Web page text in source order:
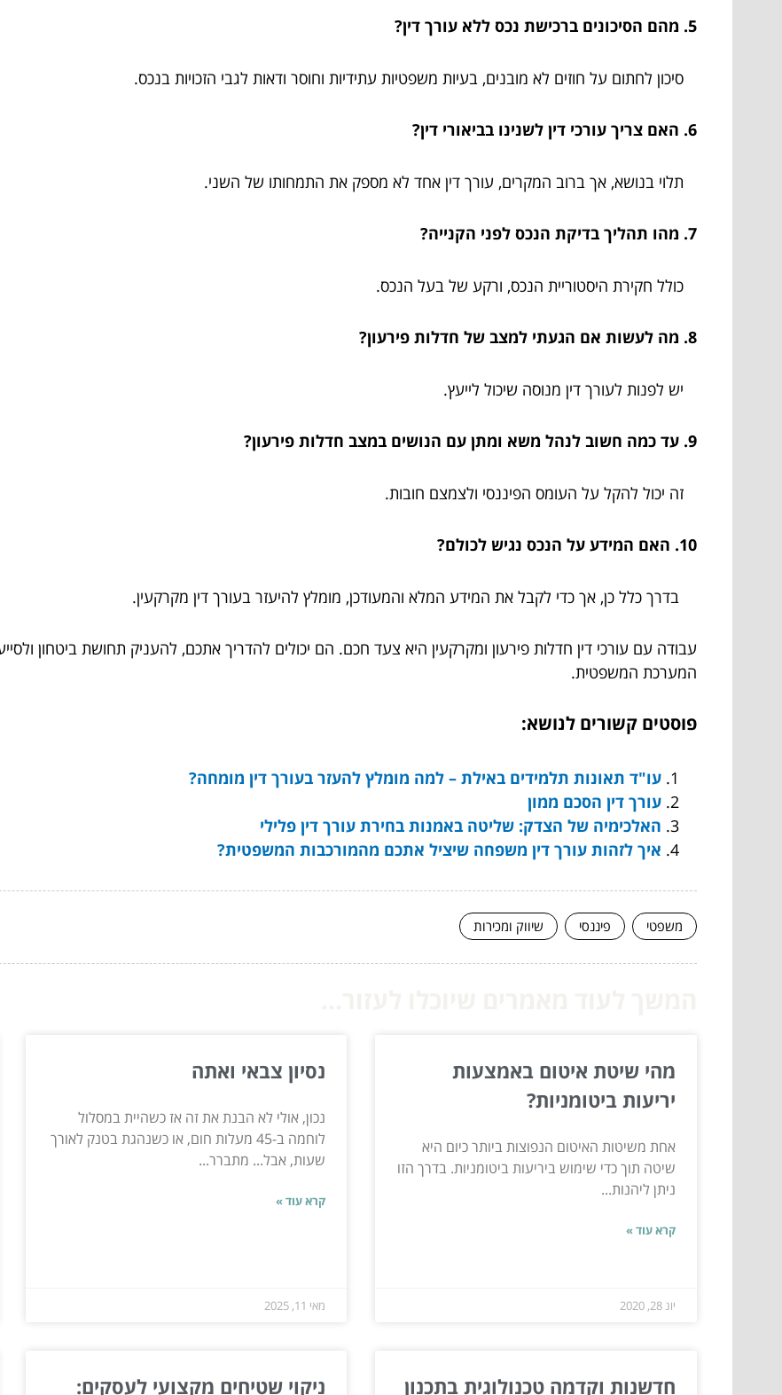
5. מהם הסיכונים ברכישת נכס ללא עורך דין?
סיכון לחתום על חוזים לא מובנים, בעיות משפטיות עתידיות וחוסר ודאות לגבי הזכויות בנכס.
6. האם צריך עורכי דין לשנינו בביאורי דין?
תלוי בנושא, אך ברוב המקרים, עורך דין אחד לא מספק את התמחותו של השני.
7. מהו תהליך בדיקת הנכס לפני הקנייה?
כולל חקירת היסטוריית הנכס, ורקע של בעל הנכס.
8. מה לעשות אם הגעתי למצב של חדלות פירעון?
יש לפנות לעורך דין מנוסה שיכול לייעץ.
9. עד כמה חשוב לנהל משא ומתן עם הנושים במצב חדלות פירעון?
זה יכול להקל על העומס הפיננסי ולצמצם חובות.
10. האם המידע על הנכס נגיש לכולם?
בדרך כלל כן, אך כדי לקבל את המידע המלא והמעודכן, מומלץ להיעזר בעורך דין מקרקעין.
עבודה עם עורכי דין חדלות פירעון ומקרקעין היא צעד חכם. הם יכולים להדריך אתכם, להעניק תחושת ביטחון
המערכת המשפטית.
פוסטים קשורים לנושא:
עו"ד תאונות תלמידים באילת – למה מומלץ להעזר בעורך דין מומחה?
עורך דין הסכם ממון
האלכימיה של הצדק: שליטה באמנות בחירת עורך דין פלילי
איך לזהות עורך דין משפחה שיציל אתכם מהמורכבות המשפטית?
משפטי פיננסי שיווק ומכירות
מהי שיטת איטום באמצעות
יריעות ביטומניות?
אחת משיטות האיטום הנפוצות ביותר כיום היא
שיטה תוך כדי שימוש ביריעות ביטומניות. בדרך הזו
ניתן ליהנות...
קרא עוד »
יונ 28, 2020
נסיון צבאי ואתה
נכון, אולי לא הבנת את זה אז כשהיית במסלול
לוחמה ב-45 מעלות חום, או כשנהגת בטנק לאורך
שעות, אבל... מתברר...
קרא עוד »
מאי 11, 2025
חדשנות וקדמה טכנולוגית בתכנון ניקוי שטיחים מקצועי לעסקים: